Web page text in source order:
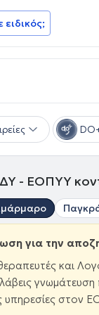
ειδικός;
- ΕΟΠΥΥ
για την
και
λάβεις
υπηρεσίες